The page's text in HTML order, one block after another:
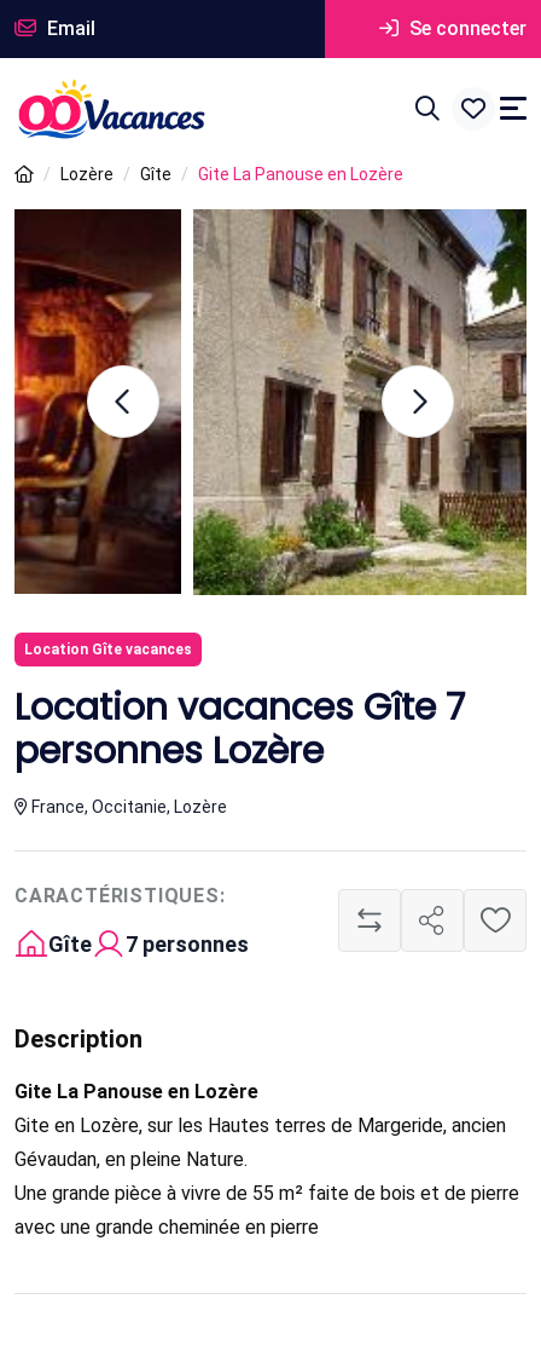
Email Se connecter
Lozère Gîte Gite La Panouse en Lozère
Location Gîte vacances
Location vacances Gîte 7
personnes Lozère
France, Occitanie, Lozère
CARACTÉRISTIQUES:
Gîte 7 personnes
Description
Gite La Panouse en Lozère
Gite en Lozère, sur les Hautes terres de Margeride, ancien
Gévaudan, en pleine Nature.
Une grande pièce à vivre de 55 m² faite de bois et de pierre
avec une grande cheminée en pierre